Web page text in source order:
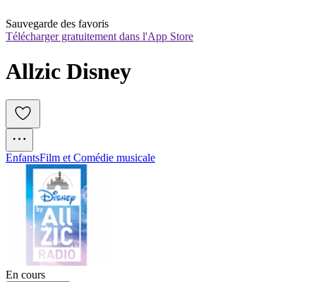
Sauvegarde des favoris
Télécharger gratuitement dans l'App Store
Allzic Disney
EnfantsFilm et Comédie musicale
En cours